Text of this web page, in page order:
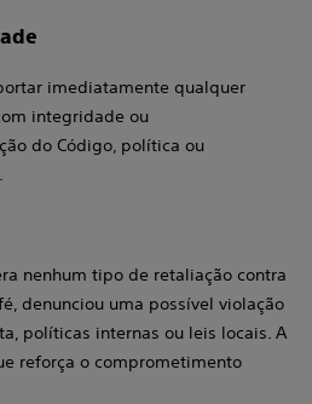
imediatamente qualquer
integridade ou
do Código, política ou
nenhum tipo de retaliação contra
denunciou uma possível violação
políticas internas ou leis locais. A
reforça o comprometimento